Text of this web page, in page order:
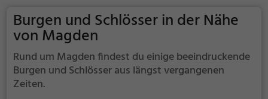
Burgen und Schlösser in der Nähe
von Magden
Rund um Magden findest du einige beeindruckende
Burgen und Schlösser aus längst vergangenen
Zeiten.